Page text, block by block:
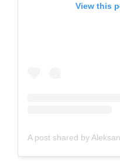
View this
A post shared by